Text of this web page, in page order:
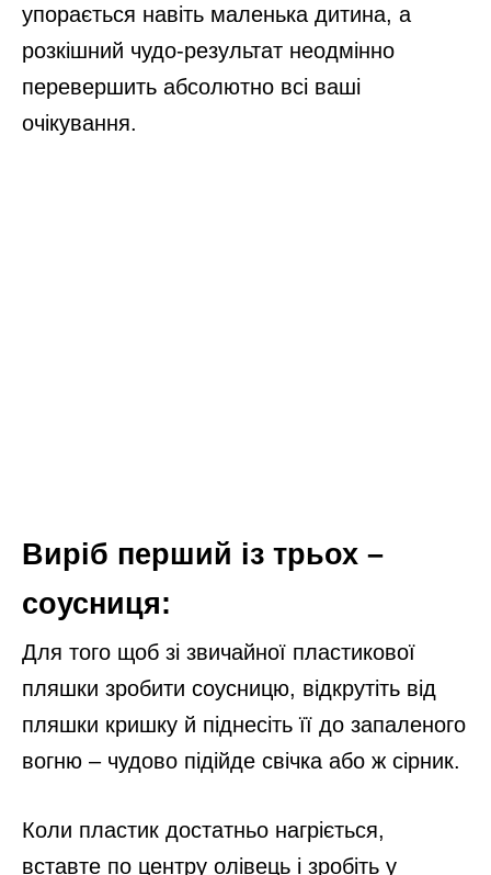
упорається навіть маленька дитина, а
розкішний чудо-результат неодмінно
перевершить абсолютно всі ваші
очікування.
Виріб перший із трьох –
соусниця:
Для того щоб зі звичайної пластикової
пляшки зробити соусницю, відкрутіть від
пляшки кришку й піднесіть її до запаленого
вогню – чудово підійде свічка або ж сірник.
Коли пластик достатньо нагріється,
вставте по центру олівець і зробіть у